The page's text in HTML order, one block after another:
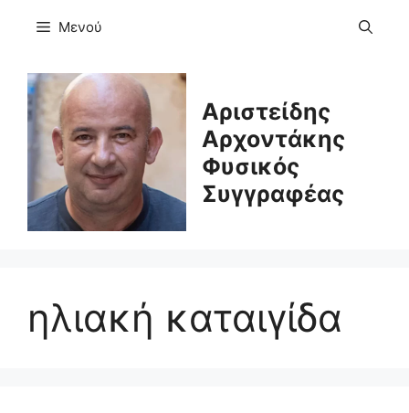
Μενού
Αριστείδης
Αρχοντάκης
Φυσικός
Συγγραφέας
ηλιακή καταιγίδα